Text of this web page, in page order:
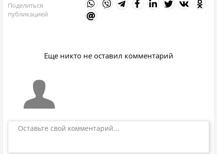
Поделиться
публикацией
Еще никто не оставил комментарий
Оставьте свой комментарий...